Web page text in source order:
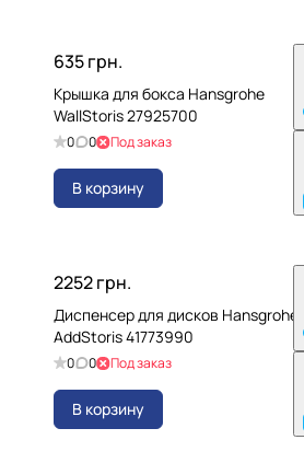
635 грн.
Крышка для бокса Hansgrohe
WallStoris 27925700
0 0 Под заказ
В корзину
2252 грн.
Диспенсер для дисков Hansgrohe
AddStoris 41773990
0 0 Под заказ
В корзину